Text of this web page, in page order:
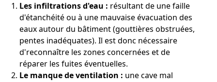
Les infiltrations d'eau : résultant de une faille
d'étanchéité ou à une mauvaise évacuation des
eaux autour du bâtiment (gouttières obstruées,
pentes inadéquates). Il est donc nécessaire
d'reconnaître les zones concernées et de
réparer les fuites éventuelles.
Le manque de ventilation : une cave mal